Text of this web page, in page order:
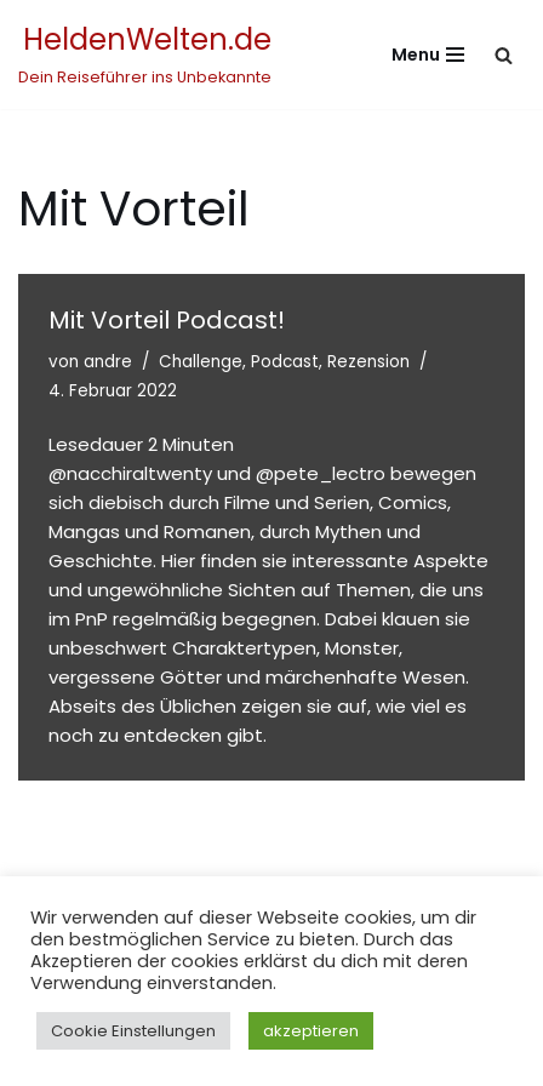
HeldenWelten.de
Dein Reiseführer ins Unbekannte
Menu
Mit Vorteil
Mit Vorteil Podcast!
von andre Challenge, Podcast, Rezension
4. Februar 2022
Lesedauer2Minuten
@nacchiraltwenty und @pete_lectro bewegen
sich diebisch durch Filme und Serien, Comics,
Mangas und Romanen, durch Mythen und
Geschichte. Hier finden sie interessante Aspekte
und ungewöhnliche Sichten auf Themen, die uns
im PnP regelmäßig begegnen. Dabei klauen sie
unbeschwert Charaktertypen, Monster,
vergessene Götter und märchenhafte Wesen.
Abseits des Üblichen zeigen sie auf, wie viel es
noch zu entdecken gibt.
Impressum
Datenschutzerklärung
Wir verwenden auf dieser Webseite cookies, um dir
den bestmöglichen Service zu bieten. Durch das
Akzeptieren der cookies erklärst du dich mit deren
Verwendung einverstanden.
Cookie Einstellungen akzeptieren